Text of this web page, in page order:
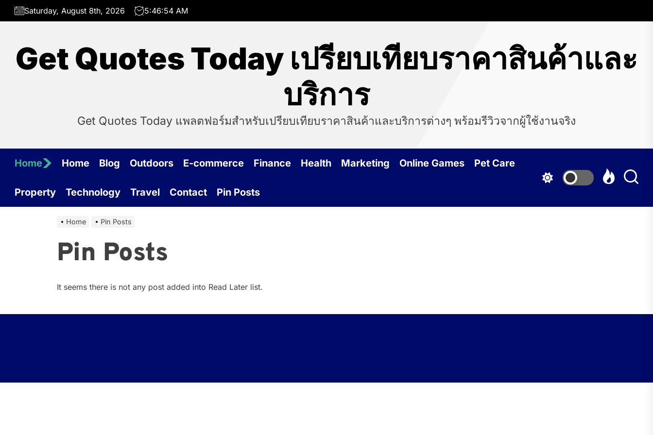
Skip
Saturday, August 8th, 2026 5:46:54 AM
Get Quotes Today เปรียบเทียบราคาสินค้าและ
บริการ
Get Quotes Today แพลตฟอร์มสำหรับเปรียบเทียบราคาสินค้าและบริการต่างๆ พร้อมรีวิวจากผู้ใช้งานจริง
Home Home Blog Outdoors E-commerce Finance Health Marketing Online Games Pet Care
Property Technology Travel Contact Pin Posts
Home Pin Posts
Pin Posts
It seems there is not any post added into Read Later list.